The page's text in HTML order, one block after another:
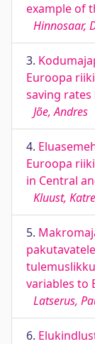
example of
Hinnosaar,
3.
Euroopa
saving
Jõe, Andres
4.
Euroopa
in Central
Kluust, Katre
5.
variables to
Latserus,
6.